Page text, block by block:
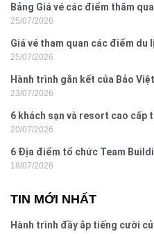
Bảng Giá vé các điểm thăm
25/07/2026
Giá vé tham quan các điểm du
25/07/2026
Hành trình gắn kết của Bảo
Yên
23/07/2026
6 khách sạn và resort cao cấp
nghi
20/07/2026
6 Địa điểm tổ chức Team
18/07/2026
TIN MỚI NHẤT
Hành trình đầy ắp tiếng cười